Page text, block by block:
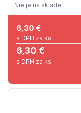
Nie je na sklade
6,30 €
s DPH za ks
6,30 €
s DPH za ks